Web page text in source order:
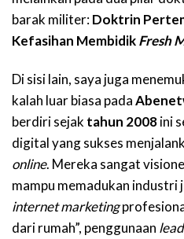
barak militer:Doktrin
Kefasihan MembidikFresh
Di sisi lain, saya juga
kalah luar biasa pada
berdiri sejak tahun 2008ini
digital yang sukses
online. Mereka sangat
mampu memadukan industri
internet marketing
dari rumah”, penggunaan